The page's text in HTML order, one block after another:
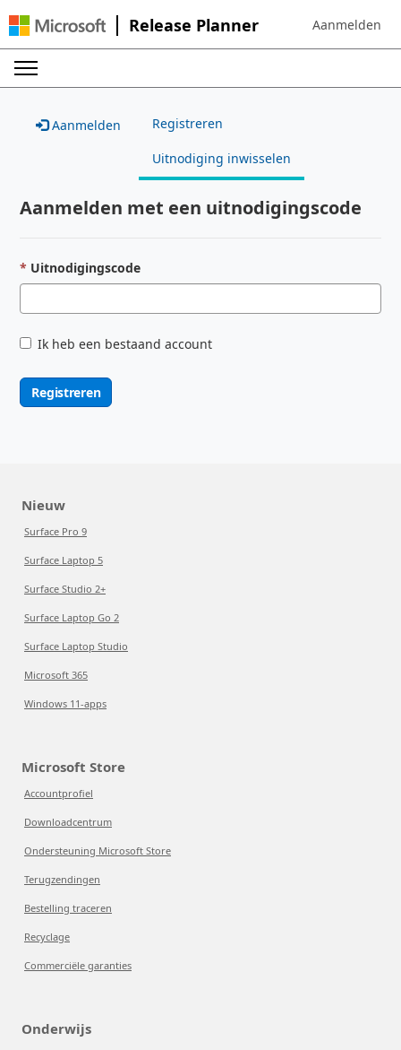
Release Planner Sign in to your
Aanmelden
Aanmelden Registreren
Uitnodiging inwisselen
Aanmelden met een uitnodigingscode
Uitnodigingscode
Ik heb een bestaand account
Registreren
Nieuw
Surface Pro 9
Surface Laptop 5
Surface Studio 2+
Surface Laptop Go 2
Surface Laptop Studio
Microsoft 365
Windows 11-apps
Microsoft Store
Accountprofiel
Downloadcentrum
Ondersteuning Microsoft Store
Terugzendingen
Bestelling traceren
Recyclage
Commerciële garanties
Onderwijs